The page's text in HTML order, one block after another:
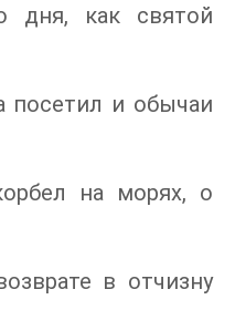
дня, как святой
посетил и обычаи
на морях, о
в отчизну